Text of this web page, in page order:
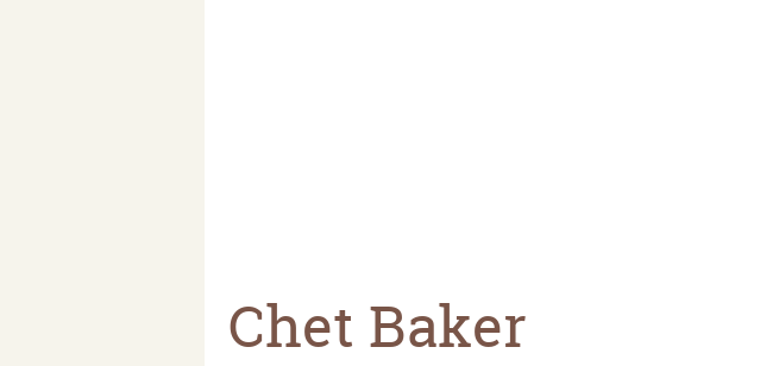
Chet Baker